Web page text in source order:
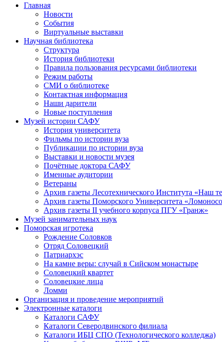
Главная
Новости
События
Виртуальные выставки
Научная библиотека
Структура
История библиотеки
Правила пользования ресурсами библиотеки
Режим работы
СМИ о библиотеке
Контактная информация
Наши дарители
Новые поступления
Музей истории САФУ
История университета
Фильмы по истории вуза
Публикации по истории вуза
Выставки и новости музея
Почётные доктора САФУ
Именные аудитории
Ветераны
Архив газеты Лесотехнического Института «Наш
Архив газеты Поморского Университета
Архив газеты II учебного корпуса ПГУ «Гранж»
Музей занимательных наук
Поморская игротека
Рождение Соловков
Отряд Соловецкий
Патриархэс
На камне веры: случай в Сийском монастыре
Соловецкий квартет
Соловецкие лица
Ломми
Организация и проведение мероприятий
Электронные каталоги
Каталоги САФУ
Каталоги Северодвинского филиала
Каталоги ИБЦ СПО (Технологического колледжа)